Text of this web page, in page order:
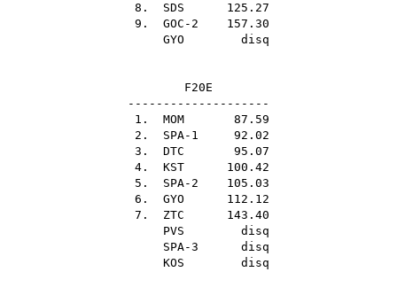
8. SDS 125.27
9. GOC-2 157.30
GYO disq
F20E
--------------------
1. MOM 87.59
2. SPA-1 92.02
3. DTC 95.07
4. KST 100.42
5. SPA-2 105.03
6. GYO 112.12
7. ZTC 143.40
PVS disq
SPA-3 disq
KOS disq